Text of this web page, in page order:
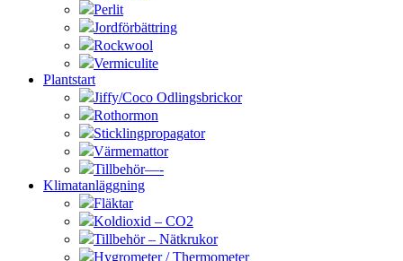
Perlit
Jordförbättring
Rockwool
Vermiculite
Plantstart
Jiffy/Coco Odlingsbrickor
Rothormon
Sticklingpropagator
Värmemattor
Tillbehör—-
Klimatanläggning
Fläktar
Koldioxid – CO2
Tillbehör – Nätkrukor
Hygrometer / Thermometer